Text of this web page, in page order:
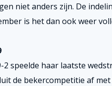
niet anders zijn. De
is het dan ook weer
2 speelde haar laatste
de bekercompetitie af